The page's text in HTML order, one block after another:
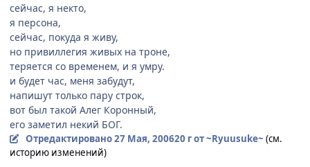
сейчас, я некто,
я персона,
сейчас, покуда я живу,
но привиллегия живых на троне,
теряется со временем, и я умру.
и будет час, меня забудут,
напишут только пару строк,
вот был такой Алег Коронный,
его заметил некий БОГ.
Отредактировано27 Мая, 200620 гот ~Ryuusuke~ (см.
историю изменений)